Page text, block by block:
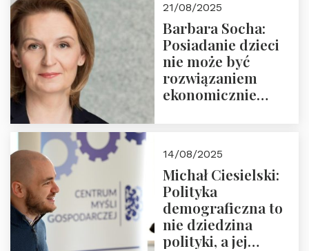
Nowego
Ćwierćwiecza”
21/08/2025
Barbara Socha:
Posiadanie dzieci
nie może być
rozwiązaniem
ekonomicznie
14/08/2025
Michał Ciesielski:
Polityka
demograficzna to
nie dziedzina
polityki, a jej